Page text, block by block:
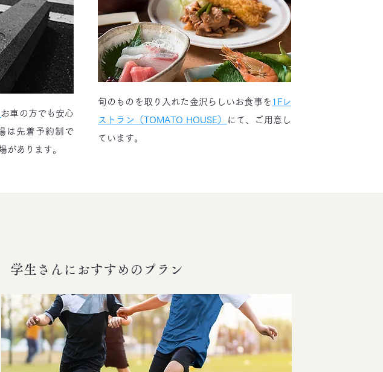
お車の方でも安心
は先着予約制で
があります。
旬のものを取り入れた金沢らしいお食事を 1Fレ
ストラン（TOMATO HOUSE）
にて、ご用意し
ています。
学生さんにおすすめのプラン